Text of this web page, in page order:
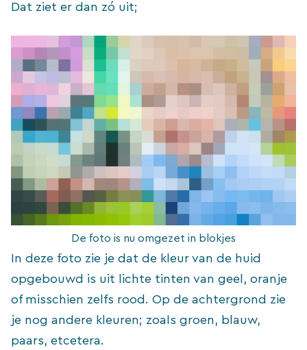
Dat ziet er dan zó uit;
De foto is nu omgezet in blokjes
In deze foto zie je dat de kleur van de huid
opgebouwd is uit lichte tinten van geel, oranje
of misschien zelfs rood. Op de achtergrond zie
je nog andere kleuren; zoals groen, blauw,
paars, etcetera.